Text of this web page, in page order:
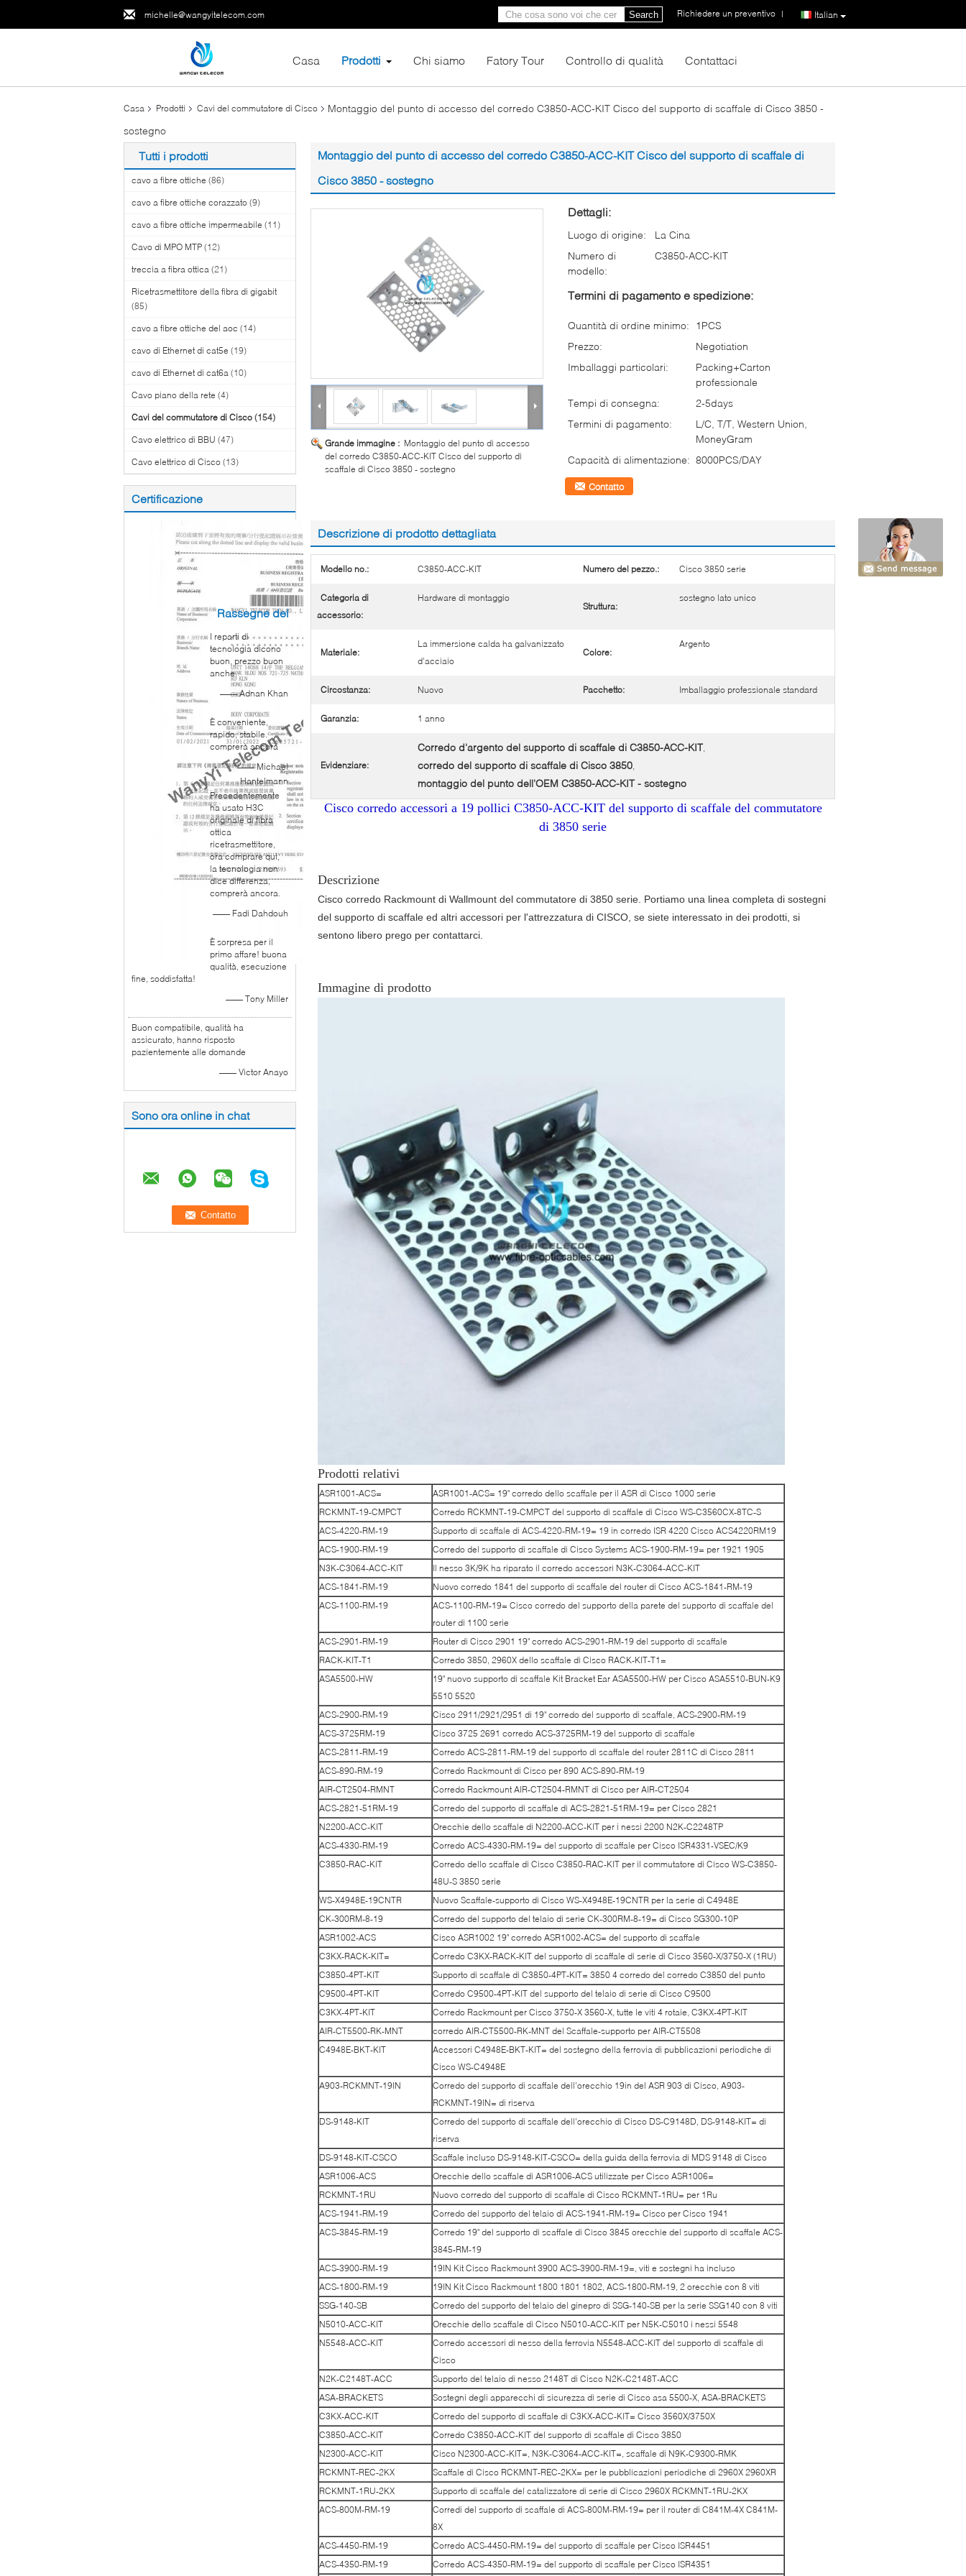
michelle@wangyitelecom.com Italian
Richiedere un preventivo |
Search
Casa Prodotti Chi siamo Fatory Tour Controllo di qualità Contattaci
Casa Prodotti Cavi del commutatore di Cisco
Montaggio del punto di accesso del corredo C3850-ACC-KIT Cisco del supporto di scaffale di Cisco 3850 -
sostegno
Tutti i prodotti
cavo a fibre ottiche (86)
cavo a fibre ottiche corazzato (9)
cavo a fibre ottiche impermeabile (11)
Cavo di MPO MTP (12)
treccia a fibra ottica (21)
Ricetrasmettitore della fibra di gigabit
(85)
cavo a fibre ottiche del aoc (14)
cavo di Ethernet di cat5e (19)
cavo di Ethernet di cat6a (10)
Cavo piano della rete (4)
Cavi del commutatore di Cisco (154)
Cavo elettrico di BBU (47)
Cavo elettrico di Cisco (13)
Certificazione
Rassegne del
cliente
I reparti di
tecnologia dicono
buon, prezzo buon
anche.
—— Adnan Khan
È conveniente,
rapido, stabile.
comprerà ancora
—— Michael
Hantelmann
Precedentemente
ha usato H3C
originale di fibra
ottica
ricetrasmettitore,
ora comprare qui,
la tecnologia non
dice differenza,
comprerà ancora.
—— Fadi Dahdouh
È sorpresa per il
primo affare! buona
qualità, esecuzione
fine, soddisfatta!
—— Tony Miller
Buon compatibile, qualità ha
assicurato, hanno risposto
pazientemente alle domande
—— Victor Anayo
Sono ora online in chat
Montaggio del punto di accesso del corredo C3850-ACC-KIT Cisco del supporto di scaffale di
Cisco 3850 - sostegno
Grande immagine : Montaggio del punto di accesso
del corredo C3850-ACC-KIT Cisco del supporto di
scaffale di Cisco 3850 - sostegno
Dettagli:
Luogo di origine:
La Cina
Numero di
modello:
C3850-ACC-KIT
Termini di pagamento e spedizione:
Quantità di ordine minimo:
1PCS
Prezzo:
Negotiation
Imballaggi particolari:
Packing+Carton
professionale
Tempi di consegna:
2-5days
Termini di pagamento:
L/C, T/T, Western Union,
MoneyGram
Capacità di alimentazione: 8000PCS/DAY
Contatto
Descrizione di prodotto dettagliata
Modello no.: C3850-ACC-KIT Numero del pezzo.: Cisco 3850 serie
Categoria di
accessorio:
Hardware di montaggio
Struttura:
sostegno lato unico
Materiale:
La immersione calda ha galvanizzato
d'acciaio
Colore:
Argento
Circostanza: Nuovo Pacchetto: Imballaggio professionale standard
Garanzia: 1 anno
Evidenziare:
Corredo d'argento del supporto di scaffale di C3850-ACC-KIT,
corredo del supporto di scaffale di Cisco 3850,
montaggio del punto dell'OEM C3850-ACC-KIT - sostegno
Cisco corredo accessori a 19 pollici C3850-ACC-KIT del supporto di scaffale del commutatore
di 3850 serie
Descrizione
Cisco corredo Rackmount di Wallmount del commutatore di 3850 serie. Portiamo una linea completa di sostegni
del supporto di scaffale ed altri accessori per l'attrezzatura di CISCO, se siete interessato in dei prodotti, si
sentono libero prego per contattarci.
Immagine di prodotto
Prodotti relativi
ASR1001-ACS=
ASR1001-ACS= 19" corredo dello scaffale per il ASR di Cisco 1000 serie
RCKMNT-19-CMPCT
Corredo RCKMNT-19-CMPCT del supporto di scaffale di Cisco WS-C3560CX-8TC-S
ACS-4220-RM-19
Supporto di scaffale di ACS-4220-RM-19= 19 in corredo ISR 4220 Cisco ACS4220RM19
ACS-1900-RM-19
Corredo del supporto di scaffale di Cisco Systems ACS-1900-RM-19= per 1921 1905
N3K-C3064-ACC-KIT
Il nesso 3K/9K ha riparato il corredo accessori N3K-C3064-ACC-KIT
ACS-1841-RM-19
Nuovo corredo 1841 del supporto di scaffale del router di Cisco ACS-1841-RM-19
ACS-1100-RM-19
ACS-1100-RM-19= Cisco corredo del supporto della parete del supporto di scaffale del
router di 1100 serie
ACS-2901-RM-19
Router di Cisco 2901 19" corredo ACS-2901-RM-19 del supporto di scaffale
RACK-KIT-T1
Corredo 3850, 2960X dello scaffale di Cisco RACK-KIT-T1=
ASA5500-HW
19" nuovo supporto di scaffale Kit Bracket Ear ASA5500-HW per Cisco ASA5510-BUN-K9
5510 5520
ACS-2900-RM-19
Cisco 2911/2921/2951 di 19" corredo del supporto di scaffale, ACS-2900-RM-19
ACS-3725RM-19
Cisco 3725 2691 corredo ACS-3725RM-19 del supporto di scaffale
ACS-2811-RM-19
Corredo ACS-2811-RM-19 del supporto di scaffale del router 2811C di Cisco 2811
ACS-890-RM-19
Corredo Rackmount di Cisco per 890 ACS-890-RM-19
AIR-CT2504-RMNT
Corredo Rackmount AIR-CT2504-RMNT di Cisco per AIR-CT2504
ACS-2821-51RM-19
Corredo del supporto di scaffale di ACS-2821-51RM-19= per Cisco 2821
N2200-ACC-KIT
Orecchie dello scaffale di N2200-ACC-KIT per i nessi 2200 N2K-C2248TP
ACS-4330-RM-19
Corredo ACS-4330-RM-19= del supporto di scaffale per Cisco ISR4331-VSEC/K9
C3850-RAC-KIT
Corredo dello scaffale di Cisco C3850-RAC-KIT per il commutatore di Cisco WS-C3850-
48U-S 3850 serie
WS-X4948E-19CNTR
Nuovo Scaffale-supporto di Cisco WS-X4948E-19CNTR per la serie di C4948E
CK-300RM-8-19
Corredo del supporto del telaio di serie CK-300RM-8-19= di Cisco SG300-10P
ASR1002-ACS
Cisco ASR1002 19" corredo ASR1002-ACS= del supporto di scaffale
C3KX-RACK-KIT=
Corredo C3KX-RACK-KIT del supporto di scaffale di serie di Cisco 3560-X/3750-X (1RU)
C3850-4PT-KIT
Supporto di scaffale di C3850-4PT-KIT= 3850 4 corredo del corredo C3850 del punto
C9500-4PT-KIT
Corredo C9500-4PT-KIT del supporto del telaio di serie di Cisco C9500
C3KX-4PT-KIT
Corredo Rackmount per Cisco 3750-X 3560-X, tutte le viti 4 rotaie, C3KX-4PT-KIT
AIR-CT5500-RK-MNT
corredo AIR-CT5500-RK-MNT del Scaffale-supporto per AIR-CT5508
C4948E-BKT-KIT
Accessori C4948E-BKT-KIT= del sostegno della ferrovia di pubblicazioni periodiche di
Cisco WS-C4948E
A903-RCKMNT-19IN
Corredo del supporto di scaffale dell'orecchio 19in del ASR 903 di Cisco, A903-
RCKMNT-19IN= di riserva
DS-9148-KIT
Corredo del supporto di scaffale dell'orecchio di Cisco DS-C9148D, DS-9148-KIT= di
riserva
DS-9148-KIT-CSCO
Scaffale incluso DS-9148-KIT-CSCO= della guida della ferrovia di MDS 9148 di Cisco
ASR1006-ACS
Orecchie dello scaffale di ASR1006-ACS utilizzate per Cisco ASR1006=
RCKMNT-1RU
Nuovo corredo del supporto di scaffale di Cisco RCKMNT-1RU= per 1Ru
ACS-1941-RM-19
Corredo del supporto del telaio di ACS-1941-RM-19= Cisco per Cisco 1941
ACS-3845-RM-19
Corredo 19" del supporto di scaffale di Cisco 3845 orecchie del supporto di scaffale ACS-
3845-RM-19
ACS-3900-RM-19
19IN Kit Cisco Rackmount 3900 ACS-3900-RM-19=, viti e sostegni ha incluso
ACS-1800-RM-19
19IN Kit Cisco Rackmount 1800 1801 1802, ACS-1800-RM-19, 2 orecchie con 8 viti
SSG-140-SB
Corredo del supporto del telaio del ginepro di SSG-140-SB per la serie SSG140 con 8 viti
N5010-ACC-KIT
Orecchie dello scaffale di Cisco N5010-ACC-KIT per N5K-C5010 i nessi 5548
N5548-ACC-KIT
Corredo accessori di nesso della ferrovia N5548-ACC-KIT del supporto di scaffale di
Cisco
N2K-C2148T-ACC
Supporto del telaio di nesso 2148T di Cisco N2K-C2148T-ACC
ASA-BRACKETS
Sostegni degli apparecchi di sicurezza di serie di Cisco asa 5500-X, ASA-BRACKETS
C3KX-ACC-KIT
Corredo del supporto di scaffale di C3KX-ACC-KIT= Cisco 3560X/3750X
C3850-ACC-KIT
Corredo C3850-ACC-KIT del supporto di scaffale di Cisco 3850
N2300-ACC-KIT
Cisco N2300-ACC-KIT=, N3K-C3064-ACC-KIT=, scaffale di N9K-C9300-RMK
RCKMNT-REC-2KX
Scaffale di Cisco RCKMNT-REC-2KX= per le pubblicazioni periodiche di 2960X 2960XR
RCKMNT-1RU-2KX
Supporto di scaffale del catalizzatore di serie di Cisco 2960X RCKMNT-1RU-2KX
ACS-800M-RM-19
Corredi del supporto di scaffale di ACS-800M-RM-19= per il router di C841M-4X C841M-
8X
ACS-4450-RM-19
Corredo ACS-4450-RM-19= del supporto di scaffale per Cisco ISR4451
ACS-4350-RM-19
Corredo ACS-4350-RM-19= del supporto di scaffale per Cisco ISR4351